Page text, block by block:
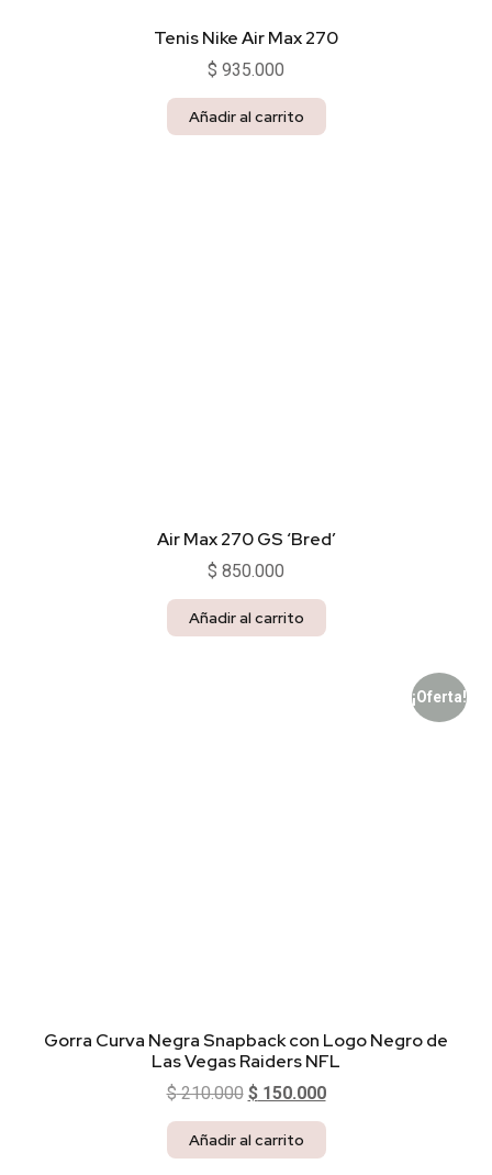
Tenis Nike Air Max 270
$ 935.000
Añadir al carrito
Air Max 270 GS ‘Bred’
$ 850.000
Añadir al carrito
¡Oferta!
Gorra Curva Negra Snapback con Logo Negro de
Las Vegas Raiders NFL
$210.000 $150.000
Añadir al carrito